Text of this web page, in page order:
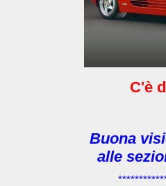
C'è
Buona
alle